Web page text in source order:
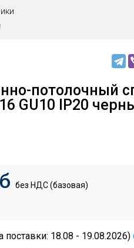
потолочный
GU10 IP20
без НДС (базовая)
поставки: 18.08 - 19.08.2026)